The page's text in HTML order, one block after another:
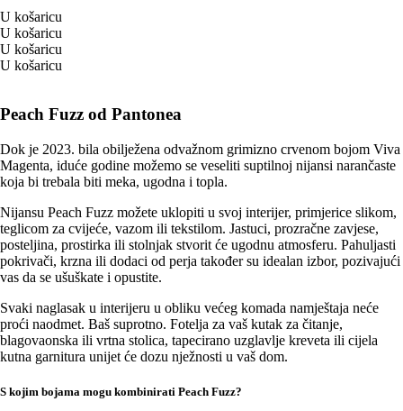
U košaricu
U košaricu
U košaricu
U košaricu
Peach Fuzz od Pantonea
Dok je 2023. bila obilježena odvažnom grimizno crvenom bojom Viva
Magenta, iduće godine možemo se veseliti suptilnoj nijansi narančaste
koja bi trebala biti meka, ugodna i topla.
Nijansu Peach Fuzz možete uklopiti u svoj interijer, primjerice slikom,
teglicom za cvijeće, vazom ili tekstilom. Jastuci, prozračne zavjese,
posteljina, prostirka ili stolnjak stvorit će ugodnu atmosferu. Pahuljasti
pokrivači, krzna ili dodaci od perja također su idealan izbor, pozivajući
vas da se ušuškate i opustite.
Svaki naglasak u interijeru u obliku većeg komada namještaja neće
proći naodmet. Baš suprotno. Fotelja za vaš kutak za čitanje,
blagovaonska ili vrtna stolica, tapecirano uzglavlje kreveta ili cijela
kutna garnitura unijet će dozu nježnosti u vaš dom.
S kojim bojama mogu kombinirati Peach Fuzz?